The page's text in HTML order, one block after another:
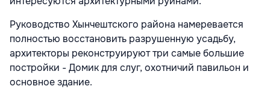
Руководство Хынчештского района намеревается
полностью восстановить разрушенную усадьбу,
архитекторы реконструируют три самые большие
постройки - Домик для слуг, охотничий павильон и
основное здание.